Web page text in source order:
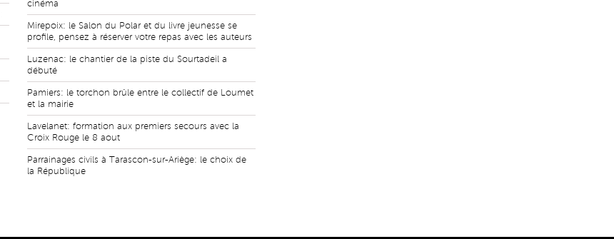
cinéma
Mirepoix: le Salon du Polar et du livre jeunesse se
profile, pensez à réserver votre repas avec les auteurs
Luzenac: le chantier de la piste du Sourtadeil a
débuté
Pamiers: le torchon brûle entre le collectif de Loumet
et la mairie
Lavelanet: formation aux premiers secours avec la
Croix Rouge le 8 aout
Parrainages civils à Tarascon-sur-Ariège: le choix de
la République